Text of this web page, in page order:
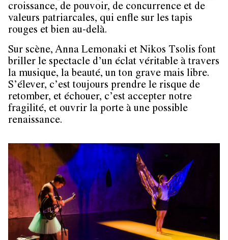
croissance, de pouvoir, de concurrence et de
valeurs patriarcales, qui enfle sur les tapis
rouges et bien au-delà.
Sur scène, Anna Lemonaki et Nikos Tsolis font
briller le spectacle d’un éclat véritable à travers
la musique, la beauté, un ton grave mais libre.
S’élever, c’est toujours prendre le risque de
retomber, et échouer, c’est accepter notre
fragilité, et ouvrir la porte à une possible
renaissance.